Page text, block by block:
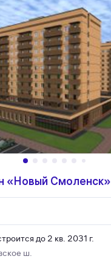
«Новый Смоленск»
до 2 кв. 2031 г.
ш.